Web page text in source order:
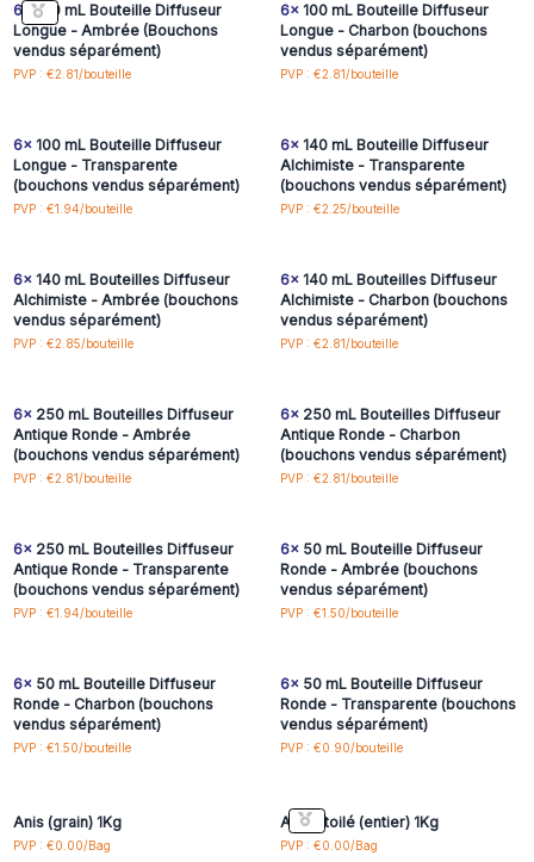
6x100 mL Bouteille Diffuseur
Longue - Ambrée (Bouchons
vendus séparément)
PVP : €2.81/bouteille
6x100 mL Bouteille Diffuseur
Longue - Charbon (bouchons
vendus séparément)
PVP : €2.81/bouteille
Connectez-vous ou
6x100 mL Bouteille Diffuseur
Longue - Transparente
(bouchons vendus séparément)
PVP : €1.94/bouteille
Connectez-vous ou
6x140 mL Bouteille Diffuseur
Alchimiste - Transparente
(bouchons vendus séparément)
PVP : €2.25/bouteille
Connectez-vous ou
6x140 mL Bouteilles Diffuseur
Alchimiste - Ambrée (bouchons
vendus séparément)
PVP : €2.85/bouteille
Connectez-vous ou
6x140 mL Bouteilles Diffuseur
Alchimiste - Charbon (bouchons
vendus séparément)
PVP : €2.81/bouteille
Connectez-vous ou
6x250 mL Bouteilles Diffuseur
Antique Ronde - Ambrée
(bouchons vendus séparément)
PVP : €2.81/bouteille
Connectez-vous ou
6x250 mL Bouteilles Diffuseur
Antique Ronde - Charbon
(bouchons vendus séparément)
PVP : €2.81/bouteille
Connectez-vous ou
6x250 mL Bouteilles Diffuseur
Antique Ronde - Transparente
(bouchons vendus séparément)
PVP : €1.94/bouteille
Connectez-vous ou
6x50 mL Bouteille Diffuseur
Ronde - Ambrée (bouchons
vendus séparément)
PVP : €1.50/bouteille
Connectez-vous ou
6x50 mL Bouteille Diffuseur
Ronde - Charbon (bouchons
vendus séparément)
PVP : €1.50/bouteille
Connectez-vous ou
6x50 mL Bouteille Diffuseur
Ronde - Transparente (bouchons
vendus séparément)
PVP : €0.90/bouteille
Connectez-vous ou
Anis (grain) 1Kg
PVP : €0.00/Bag
Connectez-vous ou
Anis étoilé (entier) 1Kg
PVP : €0.00/Bag
Connectez-vous ou
Connectez-vous ou